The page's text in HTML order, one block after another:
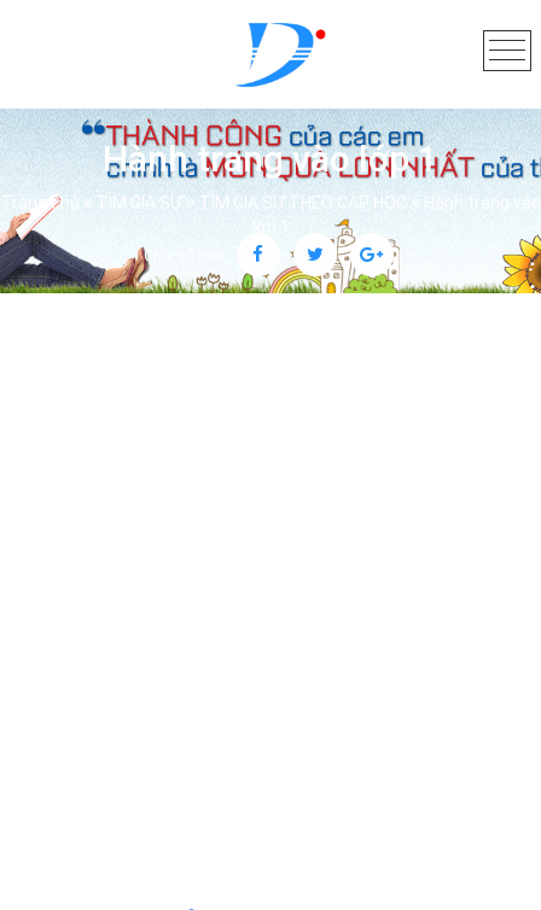
Hành trang vào lớp 1
Trang chủ TÌM GIA SƯ TÌM GIA SƯ THEO CẤP HỌC
Hành trang vào
lớp 1
Chia sẻ trên: